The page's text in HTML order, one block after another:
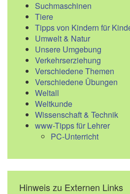
Suchmaschinen
Tiere
Tipps von Kindern für
Umwelt & Natur
Unsere Umgebung
Verkehrserziehung
Verschiedene Themen
Verschiedene Übungen
Weltall
Weltkunde
Wissenschaft & Technik
www-Tipps für Lehrer
PC-Unterricht
Hinweis zu Externen Links